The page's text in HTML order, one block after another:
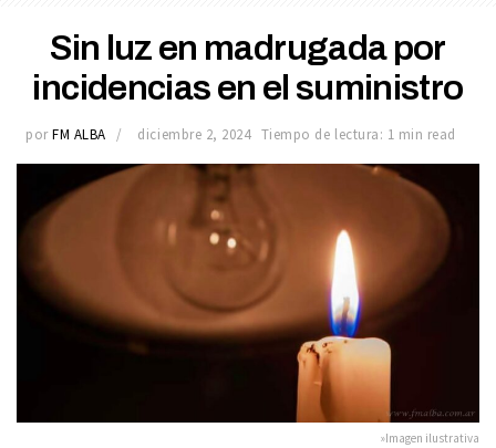
Sin luz en madrugada por
incidencias en el suministro
por FM ALBA diciembre 2, 2024 Tiempo de lectura: 1 min read
»Imagen ilustrativa